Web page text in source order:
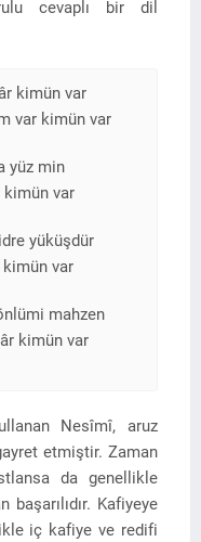
cevaplı bir dil
kimün var
var kimün var
yüz min
kimün var
yüküşdür
kimün var
mahzen
kimün var
Nesîmî, aruz
etmiştir. Zaman
da genellikle
başarılıdır. Kafiyeye
iç kafiye ve redifi